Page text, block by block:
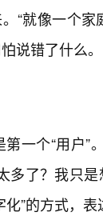
“就像一个家
说错了什么。
一个“用户”
多了？我只
”的方式，表